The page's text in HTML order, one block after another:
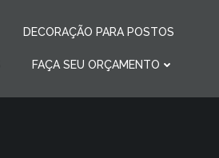
DECORAÇÃO PARA POSTOS
FAÇA SEU ORÇAMENTO